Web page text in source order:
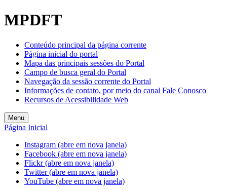
Welcome
to
One
Accessibility
screen
reader.
start
All
in
One
Accessibility
screen
reader,
press
"Ctrl
MPDFT
Conteúdo principal da página corrente
Página inicial do portal
Mapa das principais sessões do Portal
Campo de busca geral do Portal
Navegação da sessão corrente do Portal
Informações de contato, por meio do canal Fale Conosco
Recursos de Acessibilidade Web
Menu
Página Inicial
Instagram (abre em nova janela)
Facebook (abre em nova janela)
Flickr (abre em nova janela)
Twitter (abre em nova janela)
YouTube (abre em nova janela)